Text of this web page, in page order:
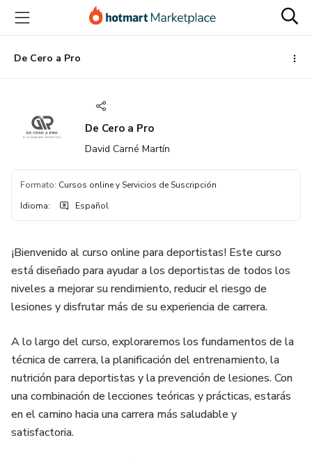
principal
página
de
página
De Cero a Pro
De Cero a Pro
David Carné Martín
Formato: Cursos online y Servicios de Suscripción
Idioma: Español
¡Bienvenido al curso online para deportistas! Este curso
está diseñado para ayudar a los deportistas de todos los
niveles a mejorar su rendimiento, reducir el riesgo de
lesiones y disfrutar más de su experiencia de carrera.
A lo largo del curso, exploraremos los fundamentos de la
técnica de carrera, la planificación del entrenamiento, la
nutrición para deportistas y la prevención de lesiones. Con
una combinación de lecciones teóricas y prácticas, estarás
en el camino hacia una carrera más saludable y
satisfactoria.